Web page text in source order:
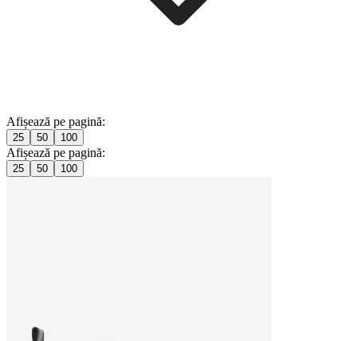
Afișează pe pagină:
25 50 100
Afișează pe pagină:
25 50 100